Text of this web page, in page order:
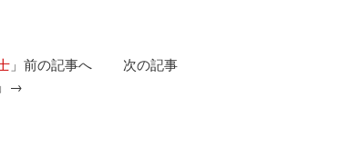
」前の記事へ 次の記事
」→